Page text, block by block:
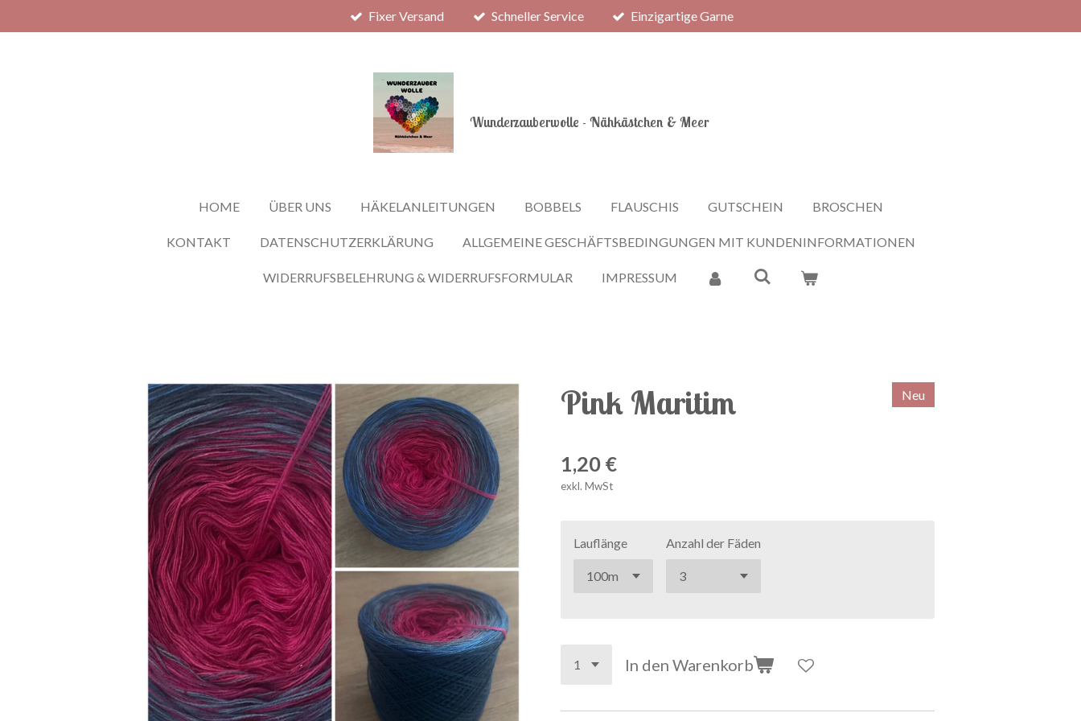
Hauptinhalt
Fixer Versand Schneller Service Einzigartige Garne
Wunderzauberwolle - Nähkästchen & Meer
HOME ÜBER UNS HÄKELANLEITUNGEN BOBBELS FLAUSCHIS GUTSCHEIN BROSCHEN
KONTAKT DATENSCHUTZERKLÄRUNG ALLGEMEINE GESCHÄFTSBEDINGUNGEN MIT KUNDENINFORMATIONEN
WIDERRUFSBELEHRUNG & WIDERRUFSFORMULAR IMPRESSUM
Pink Maritim Neu
1,20 €
exkl. MwSt
Lauflänge Anzahl der Fäden
In den Warenkorb